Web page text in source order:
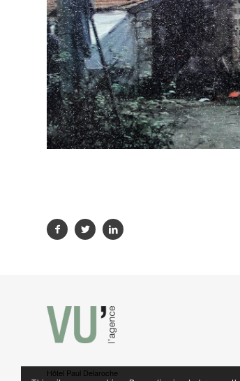
Hôtel Paul Delaroche